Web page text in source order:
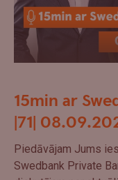
15min ar
|71|
Piedāvājam Jums
Swedbank Private